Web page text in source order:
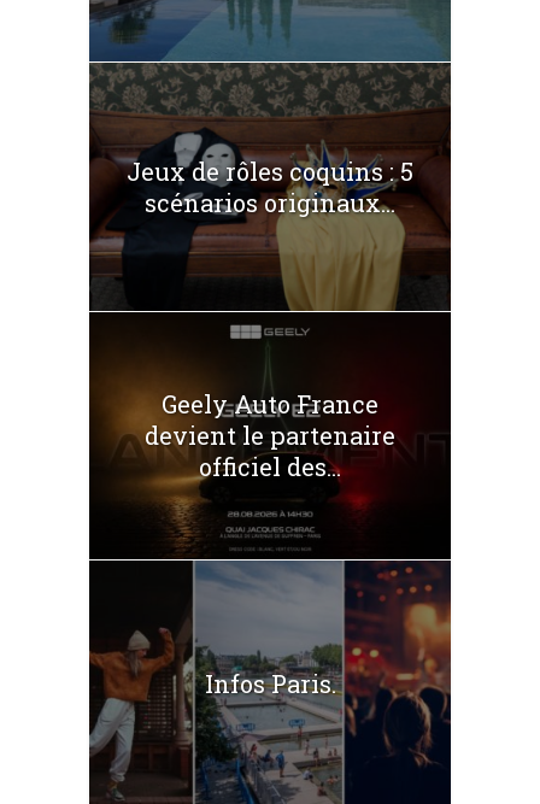
Jeux de rôles coquins : 5
scénarios originaux...
Geely Auto France
devient le partenaire
officiel des...
Infos Paris.